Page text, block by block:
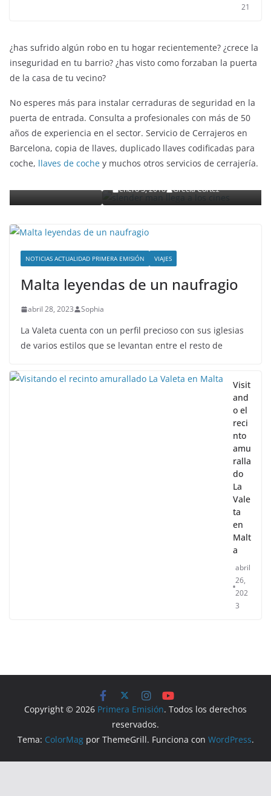
21
¿has sufrido algún robo en tu hogar recientemente? ¿crece la
inseguridad en tu barrio? ¿has visto como forzaban la puerta
de la casa de tu vecino?
No esperes más para instalar cerraduras de seguridad en la
puerta de entrada. Consulta a profesionales con más de 50
años de experiencia en el sector. Servicio de Cerrajeros en
Barcelona, copia de llaves, duplicado llaves codificadas para
coche, llaves de coche y muchos otros servicios de cerrajería.
ENTRETENIMIENTO Y CURIOSIDADES LIBROS CINE Y TV
Slender Man llega al cine y te mostramos todos
detalles
enero 3, 2018 Grecia Cortez
NOTICIAS ACTUALIDAD PRIMERA EMISIÓN VIAJES
Malta leyendas de un naufragio
abril 28, 2023 Sophia
La Valeta cuenta con un perfil precioso con sus iglesias
de varios estilos que se levantan entre el resto de
Visit
and
o el
reci
nto
amu
ralla
do
La
Vale
ta
en
Malt
a
abril
26,
202
3
Copyright © 2026 Primera Emisión. Todos los derechos
reservados.
Tema: ColorMagpor ThemeGrill. Funciona con WordPress.